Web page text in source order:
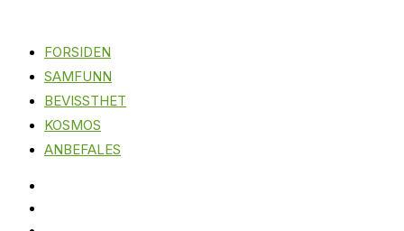
FORSIDEN
SAMFUNN
BEVISSTHET
KOSMOS
ANBEFALES